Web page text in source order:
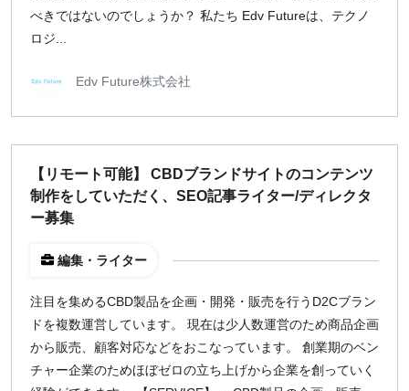
べきではないのでしょうか？ 私たち Edv Futureは、テクノ
ロジ...
Edv Future株式会社
【リモート可能】 CBDブランドサイトのコンテンツ
制作をしていただく、SEO記事ライター/ディレクタ
ー募集
編集・ライター
注目を集めるCBD製品を企画・開発・販売を行うD2Cブラン
ドを複数運営しています。 現在は少人数運営のため商品企画
から販売、顧客対応などをおこなっています。 創業期のベン
チャー企業のためほぼゼロの立ち上げから企業を創っていく